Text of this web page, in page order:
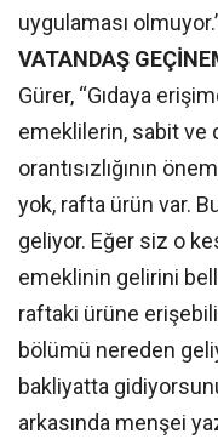
uygulaması
VATANDAŞ
Gürer, “Gıdaya
emeklilerin, sabit ve
orantısızlığının
yok, rafta ürün var.
geliyor. Eğer siz o
emeklinin gelirini
raftaki ürüne
bölümü nereden
bakliyatta
arkasında menşei